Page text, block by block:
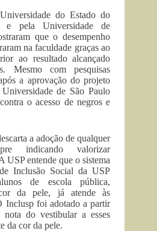
do Estado do
pela Universidade de
que o desempenho
na faculdade graças ao
ao resultado alcançado
Mesmo com pesquisas
a aprovação do projeto
de São Paulo
o acesso de negros e
a adoção de qualquer
indicando valorizar
USP entende que o sistema
Inclusão Social da USP
de escola pública,
da pele, já atende às
Inclusp foi adotado a partir
do vestibular a esses
da cor da pele.